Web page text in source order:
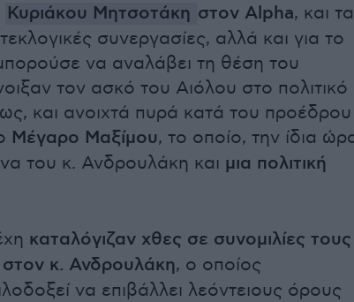
Κυριάκου Μητσοτάκη στον Alpha, και τα
συνεργασίες, αλλά και για το
να αναλάβει τη θέση του
τον ασκό του Αιόλου στο πολιτικό
και ανοιχτά πυρά κατά του προέδρου
Μέγαρο Μαξίμου, το οποίο, την ίδια
του κ. Ανδρουλάκη και μια πολιτική
καταλόγιζαν χθες σε συνομιλίες τους
στον κ. Ανδρουλάκη, ο οποίος
να επιβάλλει λεόντειους όρους